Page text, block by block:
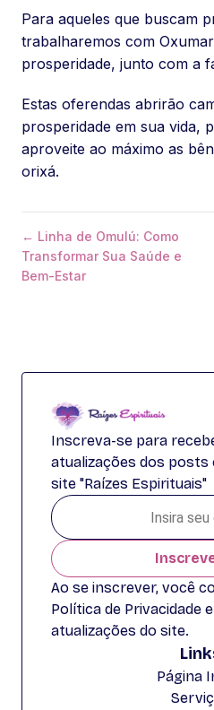
Para aqueles que buscam
trabalharemos com
prosperidade, junto com a
Estas oferendas abrirão
prosperidade em sua vida,
aproveite ao máximo as
orixá.
← Linha de Omulú: Como
Transformar Sua Saúde e
Bem-Estar
Inscreva-se para
atualizações dos posts
site "Raízes Espirituais"
Ao se inscrever, você
Política de Privacidade
atualizações do site.
Página